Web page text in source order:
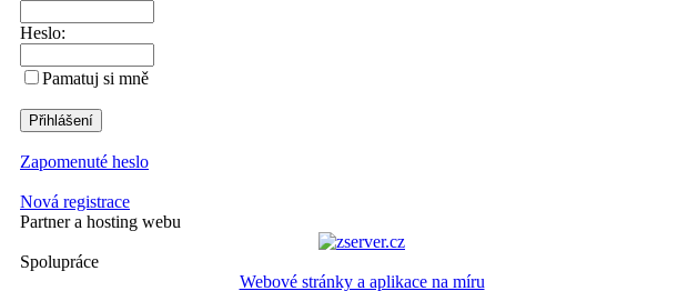
Heslo:
Pamatuj si mně
Zapomenuté heslo
Nová registrace
Partner a hosting webu
Spolupráce
Webové stránky a aplikace na míru